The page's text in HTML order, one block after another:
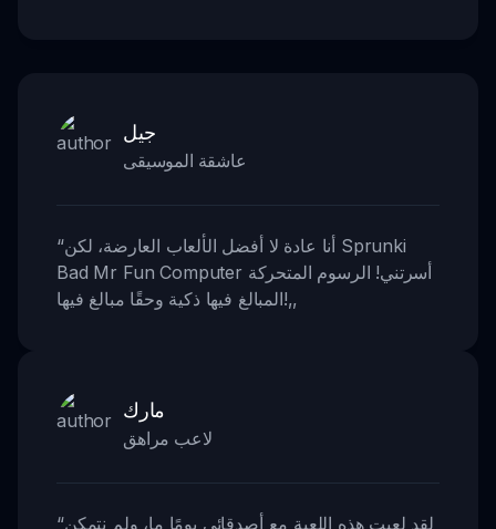
جيل
عاشقة الموسيقى
“أنا عادة لا أفضل الألعاب العارضة، لكن Sprunki
Bad Mr Fun Computer أسرتني! الرسوم المتحركة
المبالغ فيها ذكية وحقًا مبالغ فيها!,,
مارك
لاعب مراهق
“لقد لعبت هذه اللعبة مع أصدقائي يومًا ما، ولم نتمكن